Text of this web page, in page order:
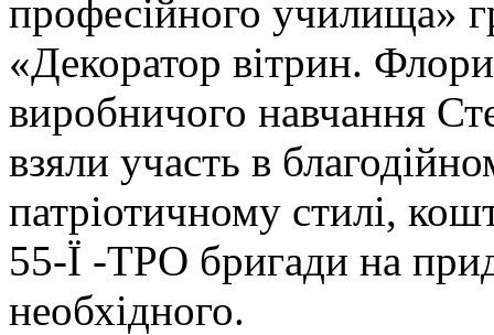
професійного училища»
«Декоратор вітрин.
виробничого навчання
взяли участь в
патріотичному стилі,
55-Ї -ТРО бригади на
необхідного.